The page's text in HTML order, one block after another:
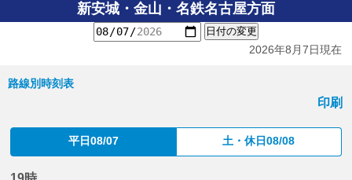
新安城・金山・名鉄名古屋方面
日付の変更
2026年8月7日現在
路線別時刻表
印刷
平日08/07 土・休日08/08